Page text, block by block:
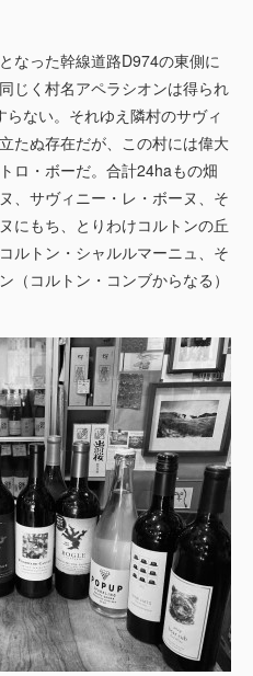
なった幹線道路D974の東側に
じく村名アペラシオンは得られ
ない。それゆえ隣村のサヴィ
たぬ存在だが、この村には偉大
ロ・ボーだ。合計24haもの畑
、サヴィニー・レ・ボーヌ、そ
にもち、とりわけコルトンの丘
ルトン・シャルルマーニュ、そ
（コルトン・コンブからなる）